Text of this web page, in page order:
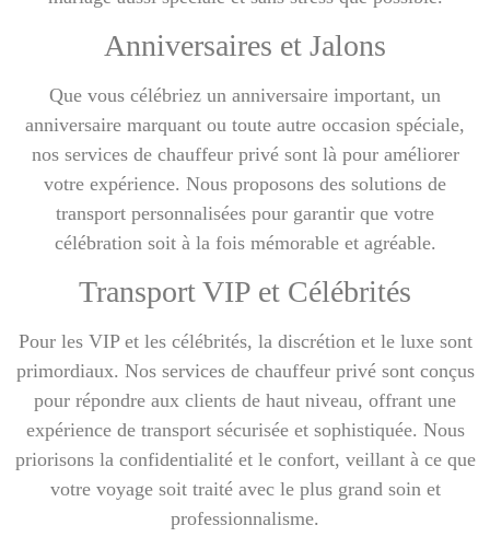
Anniversaires et Jalons
Que vous célébriez un anniversaire important, un
anniversaire marquant ou toute autre occasion spéciale,
nos services de chauffeur privé sont là pour améliorer
votre expérience. Nous proposons des solutions de
transport personnalisées pour garantir que votre
célébration soit à la fois mémorable et agréable.
Transport VIP et Célébrités
Pour les VIP et les célébrités, la discrétion et le luxe sont
primordiaux. Nos services de chauffeur privé sont conçus
pour répondre aux clients de haut niveau, offrant une
expérience de transport sécurisée et sophistiquée. Nous
priorisons la confidentialité et le confort, veillant à ce que
votre voyage soit traité avec le plus grand soin et
professionnalisme.